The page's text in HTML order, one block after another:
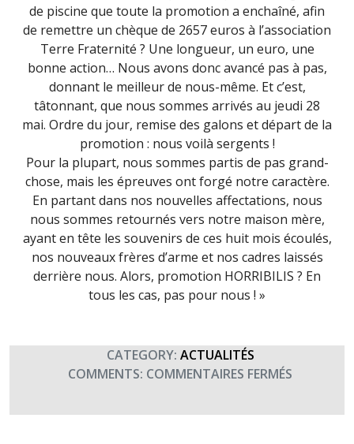
de piscine que toute la promotion a enchaîné, afin
de remettre un chèque de 2657 euros à l’association
Terre Fraternité ? Une longueur, un euro, une
bonne action… Nous avons donc avancé pas à pas,
donnant le meilleur de nous-même. Et c’est,
tâtonnant, que nous sommes arrivés au jeudi 28
mai. Ordre du jour, remise des galons et départ de la
promotion : nous voilà sergents !
Pour la plupart, nous sommes partis de pas grand-
chose, mais les épreuves ont forgé notre caractère.
En partant dans nos nouvelles affectations, nous
nous sommes retournés vers notre maison mère,
ayant en tête les souvenirs de ces huit mois écoulés,
nos nouveaux frères d’arme et nos cadres laissés
derrière nous. Alors, promotion HORRIBILIS ? En
tous les cas, pas pour nous ! »
CATEGORY: ACTUALITÉS
COMMENTS: COMMENTAIRES FERMÉS
DE